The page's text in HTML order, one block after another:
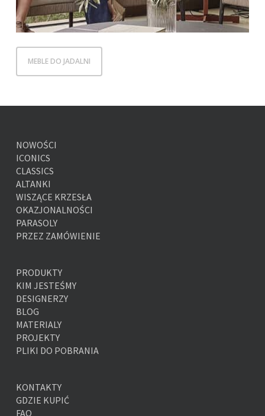
MEBLE DO JADALNI
NOWOŚCI
ICONICS
CLASSICS
ALTANKI
WISZĄCE KRZESŁA
OKAZJONALNOŚCI
PARASOLY
PRZEZ ZAMÓWIENIE
PRODUKTY
KIM JESTEŚMY
DESIGNERZY
BLOG
MATERIALY
PROJEKTY
PLIKI DO POBRANIA
KONTAKTY
GDZIE KUPIĆ
FAQ